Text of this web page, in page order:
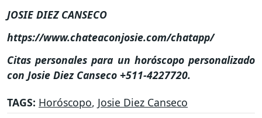
JOSIE DIEZ CANSECO
https://www.chateaconjosie.com/chatapp/
Citas personales para un horóscopo personalizado
con Josie Diez Canseco +511-4227720.
TAGS: Horóscopo, Josie Diez Canseco